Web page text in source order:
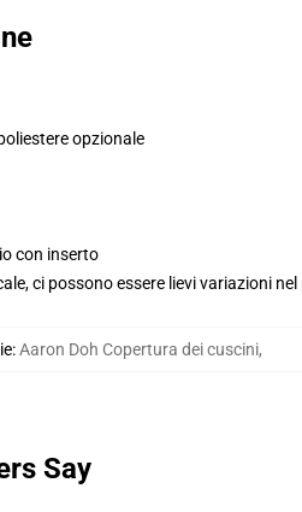
opzionale
con inserto
ci possono essere lievi variazioni
:Aaron Doh Copertura dei cuscini,
Say